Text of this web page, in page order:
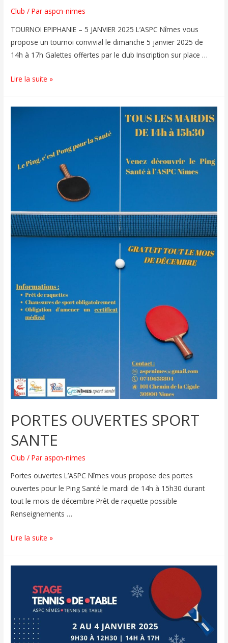
Club / Paraspcn-nimes
TOURNOI EPIPHANIE – 5 JANVIER 2025 L’ASPC Nîmes vous
propose un tournoi convivial le dimanche 5 janvier 2025 de
14h à 17h Galettes offertes par le club Inscription sur place …
Lire la suite »
PORTES OUVERTES SPORT
SANTE
Club / Paraspcn-nimes
Portes ouvertes L’ASPC Nîmes vous propose des portes
ouvertes pour le Ping Santé le mardi de 14h à 15h30 durant
tout le mois de décembre Prêt de raquette possible
Renseignements …
Lire la suite »